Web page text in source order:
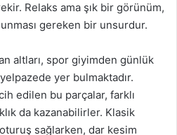
Relaks ama şık bir görünüm,
gereken bir unsurdur.
altları, spor giyimden günlük
yer bulmaktadır.
edilen bu parçalar, farklı
da kazanabilirler. Klasik
sağlarken, dar kesim